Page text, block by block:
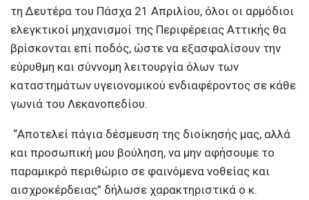
τη Δευτέρα του Πάσχα 21 Απριλίου, όλοι οι αρμόδιοι
ελεγκτικοί μηχανισμοί της Περιφέρειας Αττικής θα
βρίσκονται επί ποδός, ώστε να εξασφαλίσουν την
εύρυθμη και σύννομη λειτουργία όλων των
καταστημάτων υγειονομικού ενδιαφέροντος σε κάθε
γωνιά του Λεκανοπεδίου.
“Αποτελεί πάγια δέσμευση της διοίκησής μας, αλλά
και προσωπική μου βούληση, να μην αφήσουμε το
παραμικρό περιθώριο σε φαινόμενα νοθείας και
αισχροκέρδειας” δήλωσε χαρακτηριστικά ο κ.